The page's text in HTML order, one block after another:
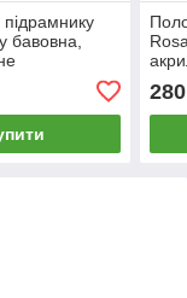
бавовна,